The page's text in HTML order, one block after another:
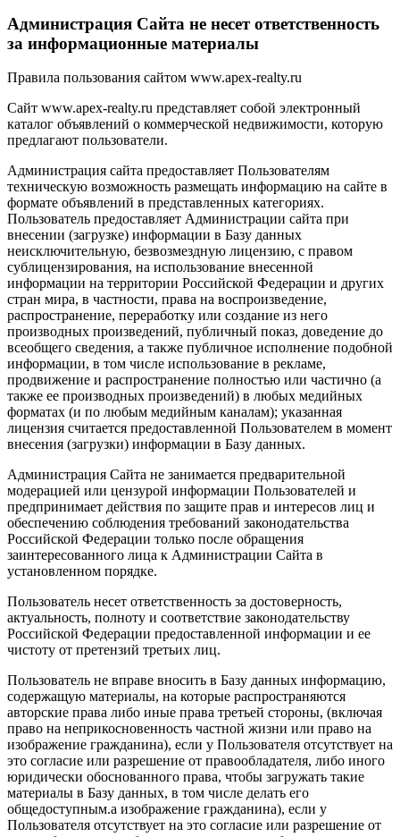
Администрация Сайта не несет ответственность
за информационные материалы
Правила пользования сайтом www.apex-realty.ru
Сайт www.apex-realty.ru представляет собой электронный
каталог объявлений о коммерческой недвижимости, которую
предлагают пользователи.
Администрация сайта предоставляет Пользователям
техническую возможность размещать информацию на сайте в
формате объявлений в представленных категориях.
Пользователь предоставляет Администрации сайта при
внесении (загрузке) информации в Базу данных
неисключительную, безвозмездную лицензию, с правом
сублицензирования, на использование внесенной
информации на территории Российской Федерации и других
стран мира, в частности, права на воспроизведение,
распространение, переработку или создание из него
производных произведений, публичный показ, доведение до
всеобщего сведения, а также публичное исполнение подобной
информации, в том числе использование в рекламе,
продвижение и распространение полностью или частично (а
также ее производных произведений) в любых медийных
форматах (и по любым медийным каналам); указанная
лицензия считается предоставленной Пользователем в момент
внесения (загрузки) информации в Базу данных.
Администрация Сайта не занимается предварительной
модерацией или цензурой информации Пользователей и
предпринимает действия по защите прав и интересов лиц и
обеспечению соблюдения требований законодательства
Российской Федерации только после обращения
заинтересованного лица к Администрации Сайта в
установленном порядке.
Пользователь несет ответственность за достоверность,
актуальность, полноту и соответствие законодательству
Российской Федерации предоставленной информации и ее
чистоту от претензий третьих лиц.
Пользователь не вправе вносить в Базу данных информацию,
содержащую материалы, на которые распространяются
авторские права либо иные права третьей стороны, (включая
право на неприкосновенность частной жизни или право на
изображение гражданина), если у Пользователя отсутствует на
это согласие или разрешение от правообладателя, либо иного
юридически обоснованного права, чтобы загружать такие
материалы в Базу данных, в том числе делать его
общедоступным.а изображение гражданина), если у
Пользователя отсутствует на это согласие или разрешение от